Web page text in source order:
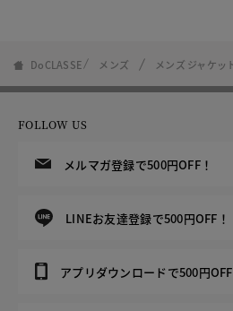
DoCLASSE メンズ メンズ ジャケッ
FOLLOW US
メルマガ登録で500円OFF！
LINEお友達登録で500円OFF！
アプリダウンロードで500円OFF